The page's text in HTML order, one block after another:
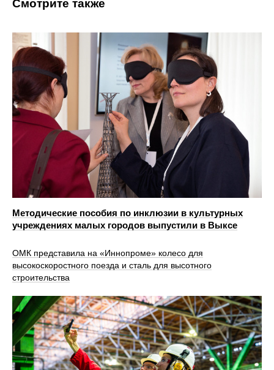
Смотрите также
Методические пособия по инклюзии в культурных
учреждениях малых городов выпустили в Выксе
ОМК представила на «Иннопроме» колесо для
высокоскоростного поезда и сталь для высотного
строительства